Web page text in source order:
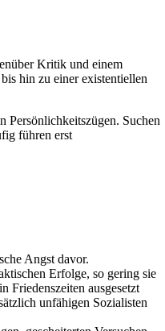
Kritik und einem
hin zu einer existentiellen
Persönlichkeitszügen. Suchen
führen erst
Angst davor.
Erfolge, so gering sie
Friedenszeiten ausgesetzt
unfähigen Sozialisten